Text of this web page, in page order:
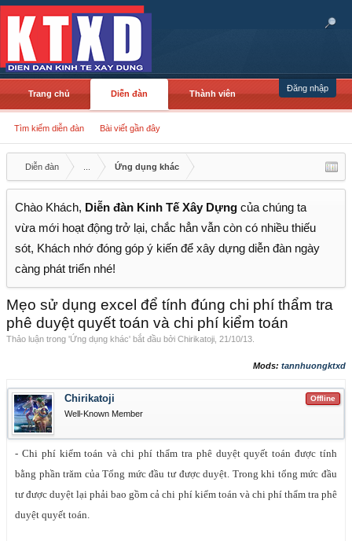
Đăng nhập
Trang chủ Diễn đàn
Tìm kiếm diễn đàn Bài viết gần đây
Thành viên
Diễn đàn Ứng dụng khác
Chào Khách, Diễn đàn Kinh Tế Xây Dựng của chúng ta
vừa mới hoạt động trở lại, chắc hẳn vẫn còn có nhiều thiếu
sót, Khách nhớ đóng góp ý kiến để xây dựng diễn đàn ngày
càng phát triển nhé!
Mẹo sử dụng excel để tính đúng chi phí thẩm tra
phê duyệt quyết toán và chi phí kiểm toán
Thảo luận trong 'Ứng dụng khác' bắt đầu bởi Chirikatoji 21/10/13
Mods: tannhuongktxd
Offline
Chirikatoji
Well-Known Member
- Chi phí kiểm toán và chi phí thẩm tra phê duyệt quyết toán được tính
bằng phần trăm của Tổng mức đầu tư được duyệt. Trong khi tổng mức đầu
tư được duyệt lại phải bao gồm cả chi phí kiểm toán và chi phí thẩm tra phê
duyệt quyết toán.